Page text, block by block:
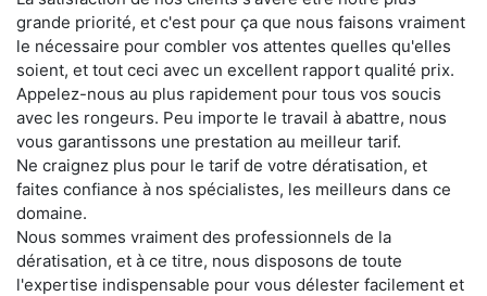
grande priorité, et c'est pour ça que nous faisons vraiment
le nécessaire pour combler vos attentes quelles qu'elles
soient, et tout ceci avec un excellent rapport qualité prix.
Appelez-nous au plus rapidement pour tous vos soucis
avec les rongeurs. Peu importe le travail à abattre, nous
vous garantissons une prestation au meilleur tarif.
Ne craignez plus pour le tarif de votre dératisation, et
faites confiance à nos spécialistes, les meilleurs dans ce
domaine.
Nous sommes vraiment des professionnels de la
dératisation, et à ce titre, nous disposons de toute
l'expertise indispensable pour vous délester facilement et